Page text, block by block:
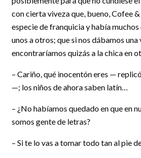
con cierta viveza que, bueno, Cofee &
especie de franquicia y había
unos a otros; que si nos dábamos una
encontraríamos quizás a la chica en
– Cariño, qué inocentón eres —
—; los niños de ahora saben latín…
– ¿No habíamos quedado en que en
somos gente de letras?
– Si te lo vas a tomar todo tan al pie